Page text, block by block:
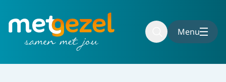
To main content
To footer
Menu